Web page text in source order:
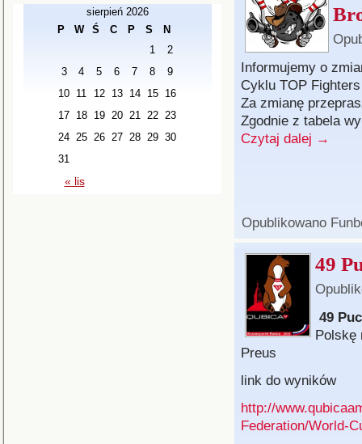
sierpień 2026
P
W Ś C P S N
« lis
1
2
3
4 5 6 7 8
9
10 11 12 13 14 15
16
17 18 19 20 21 22 23
24 25 26 27 28 29 30
31
Informujemy o
Cyklu TOP Fighters
Za zmianę
Zgodnie z tabela
Czytaj dalej →
Opublikowano
49
49
Polskę
Preus
link do wyników
http://
Federation/World-